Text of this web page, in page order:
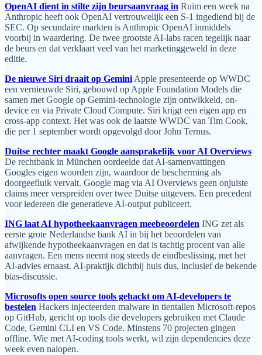
OpenAI dient in stilte zijn beursaanvraag in Ruim een week na
Anthropic heeft ook OpenAI vertrouwelijk een S-1 ingediend bij de
SEC. Op secundaire markten is Anthropic OpenAI inmiddels
voorbij in waardering. De twee grootste AI-labs racen tegelijk naar
de beurs en dat verklaart veel van het marketinggeweld in deze
editie.
De nieuwe Siri draait op Gemini Apple presenteerde op WWDC
een vernieuwde Siri, gebouwd op Apple Foundation Models die
samen met Google op Gemini-technologie zijn ontwikkeld, on-
device en via Private Cloud Compute. Siri krijgt een eigen app en
cross-app context. Het was ook de laatste WWDC van Tim Cook,
die per 1 september wordt opgevolgd door John Ternus.
Duitse rechter maakt Google aansprakelijk voor AI Overviews
De rechtbank in München oordeelde dat AI-samenvattingen
Googles eigen woorden zijn, waardoor de bescherming als
doorgeefluik vervalt. Google mag via AI Overviews geen onjuiste
claims meer verspreiden over twee Duitse uitgevers. Een precedent
voor iedereen die generatieve AI-output publiceert.
ING laat AI hypotheekaanvragen meebeoordelen ING zet als
eerste grote Nederlandse bank AI in bij het beoordelen van
afwijkende hypotheekaanvragen en dat is tachtig procent van alle
aanvragen. Een mens neemt nog steeds de eindbeslissing, met het
AI-advies ernaast. AI-praktijk dichtbij huis dus, inclusief de bekende
bias-discussie.
Microsofts open source tools gehackt om AI-developers te
bestelen Hackers injecteerden malware in tientallen Microsoft-repos
op GitHub, gericht op tools die developers gebruiken met Claude
Code, Gemini CLI en VS Code. Minstens 70 projecten gingen
offline. Wie met AI-coding tools werkt, wil zijn dependencies deze
week even nalopen.